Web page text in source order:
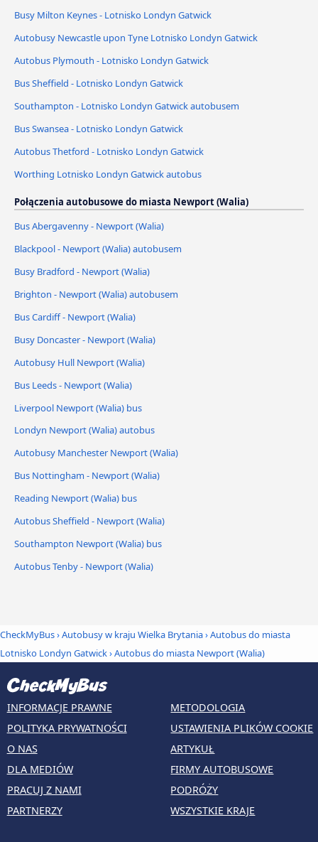
Busy Milton Keynes - Lotnisko Londyn Gatwick
Autobusy Newcastle upon Tyne Lotnisko Londyn Gatwick
Autobus Plymouth - Lotnisko Londyn Gatwick
Bus Sheffield - Lotnisko Londyn Gatwick
Southampton - Lotnisko Londyn Gatwick autobusem
Bus Swansea - Lotnisko Londyn Gatwick
Autobus Thetford - Lotnisko Londyn Gatwick
Worthing Lotnisko Londyn Gatwick autobus
Połączenia autobusowe do miasta Newport (Walia)
Bus Abergavenny - Newport (Walia)
Blackpool - Newport (Walia) autobusem
Busy Bradford - Newport (Walia)
Brighton - Newport (Walia) autobusem
Bus Cardiff - Newport (Walia)
Busy Doncaster - Newport (Walia)
Autobusy Hull Newport (Walia)
Bus Leeds - Newport (Walia)
Liverpool Newport (Walia) bus
Londyn Newport (Walia) autobus
Autobusy Manchester Newport (Walia)
Bus Nottingham - Newport (Walia)
Reading Newport (Walia) bus
Autobus Sheffield - Newport (Walia)
Southampton Newport (Walia) bus
Autobus Tenby - Newport (Walia)
CheckMyBus›Autobusy w kraju Wielka Brytania›Autobus do miasta
Lotnisko Londyn Gatwick›Autobus do miasta Newport (Walia)
INFORMACJE PRAWNE
POLITYKA PRYWATNOŚCI
O NAS
DLA MEDIÓW
PRACUJ Z NAMI
PARTNERZY
METODOLOGIA
USTAWIENIA PLIKÓW COOKIE
ARTYKUŁ
FIRMY AUTOBUSOWE
PODRÓŻY
WSZYSTKIE KRAJE